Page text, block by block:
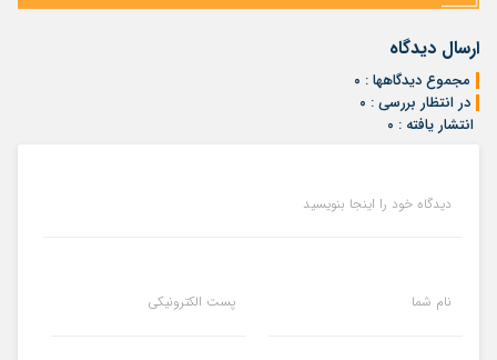
ارسال دیدگاه
مجموع دیدگاهها : ۰
در انتظار بررسی : ۰
انتشار یافته : ۰
دیدگاه خود را اینجا بنویسید
نام شما پست الکترونیکی